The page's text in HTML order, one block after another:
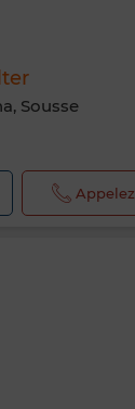
Sousse
Appelez